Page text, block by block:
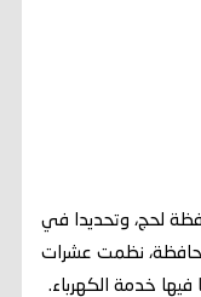
لحج، وتحديدا في
نظمت عشرات
فيها خدمة الكهرباء.